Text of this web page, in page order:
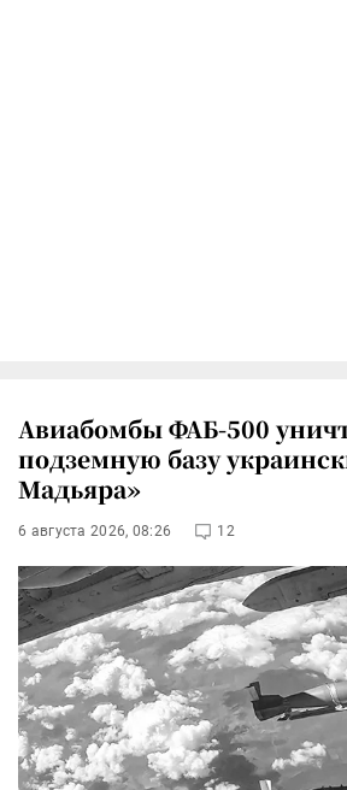
Авиабомбы ФАБ-500
подземную базу
Мадьяра»
6 августа 2026, 08:26 12